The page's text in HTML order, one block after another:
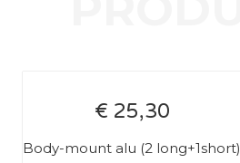
€ 25,30
Body-mount alu (2 long+1short)